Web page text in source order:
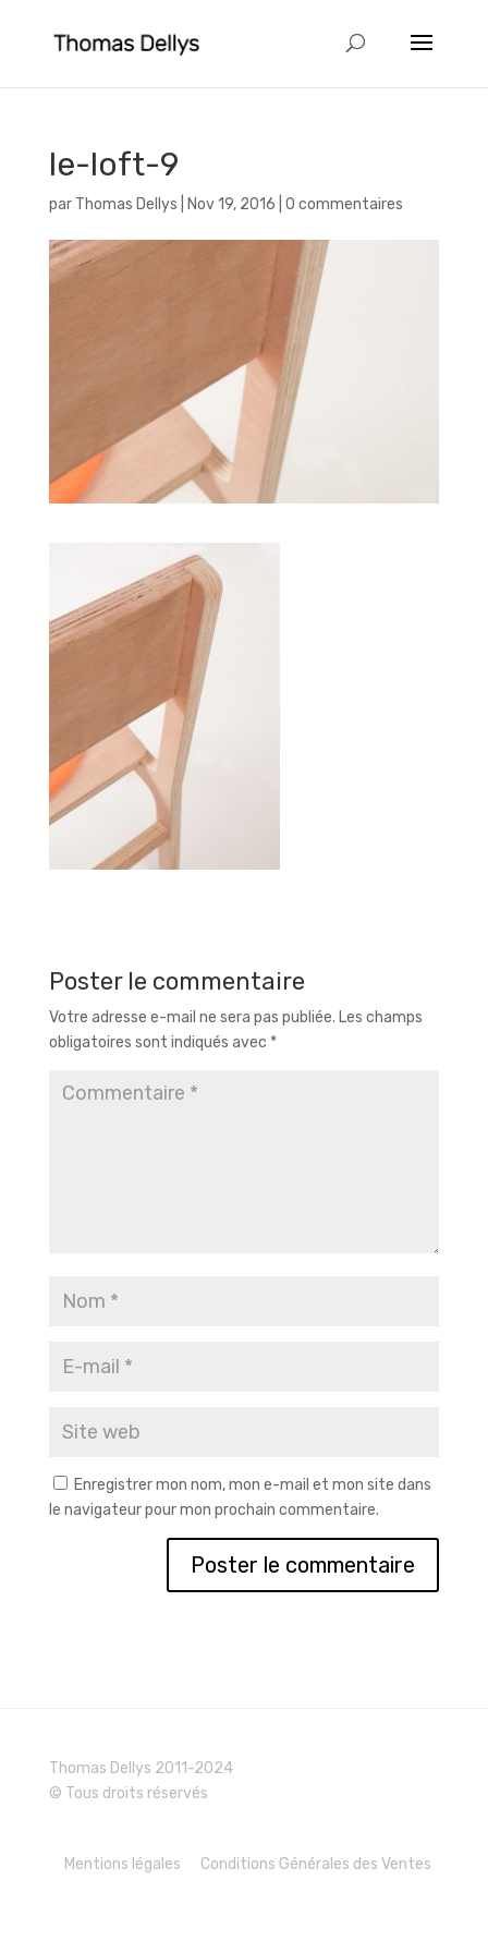
le-loft-9
par Thomas Dellys Nov 19, 2016 0 commentaires
Poster le commentaire
Votre adresse e-mail ne sera pas publiée. Les champs
obligatoires sont indiqués avec *
Enregistrer mon nom, mon e-mail et mon site dans
le navigateur pour mon prochain commentaire.
Thomas Dellys 2011-2024
© Tous droits réservés
Mentions légales Conditions Générales des Ventes